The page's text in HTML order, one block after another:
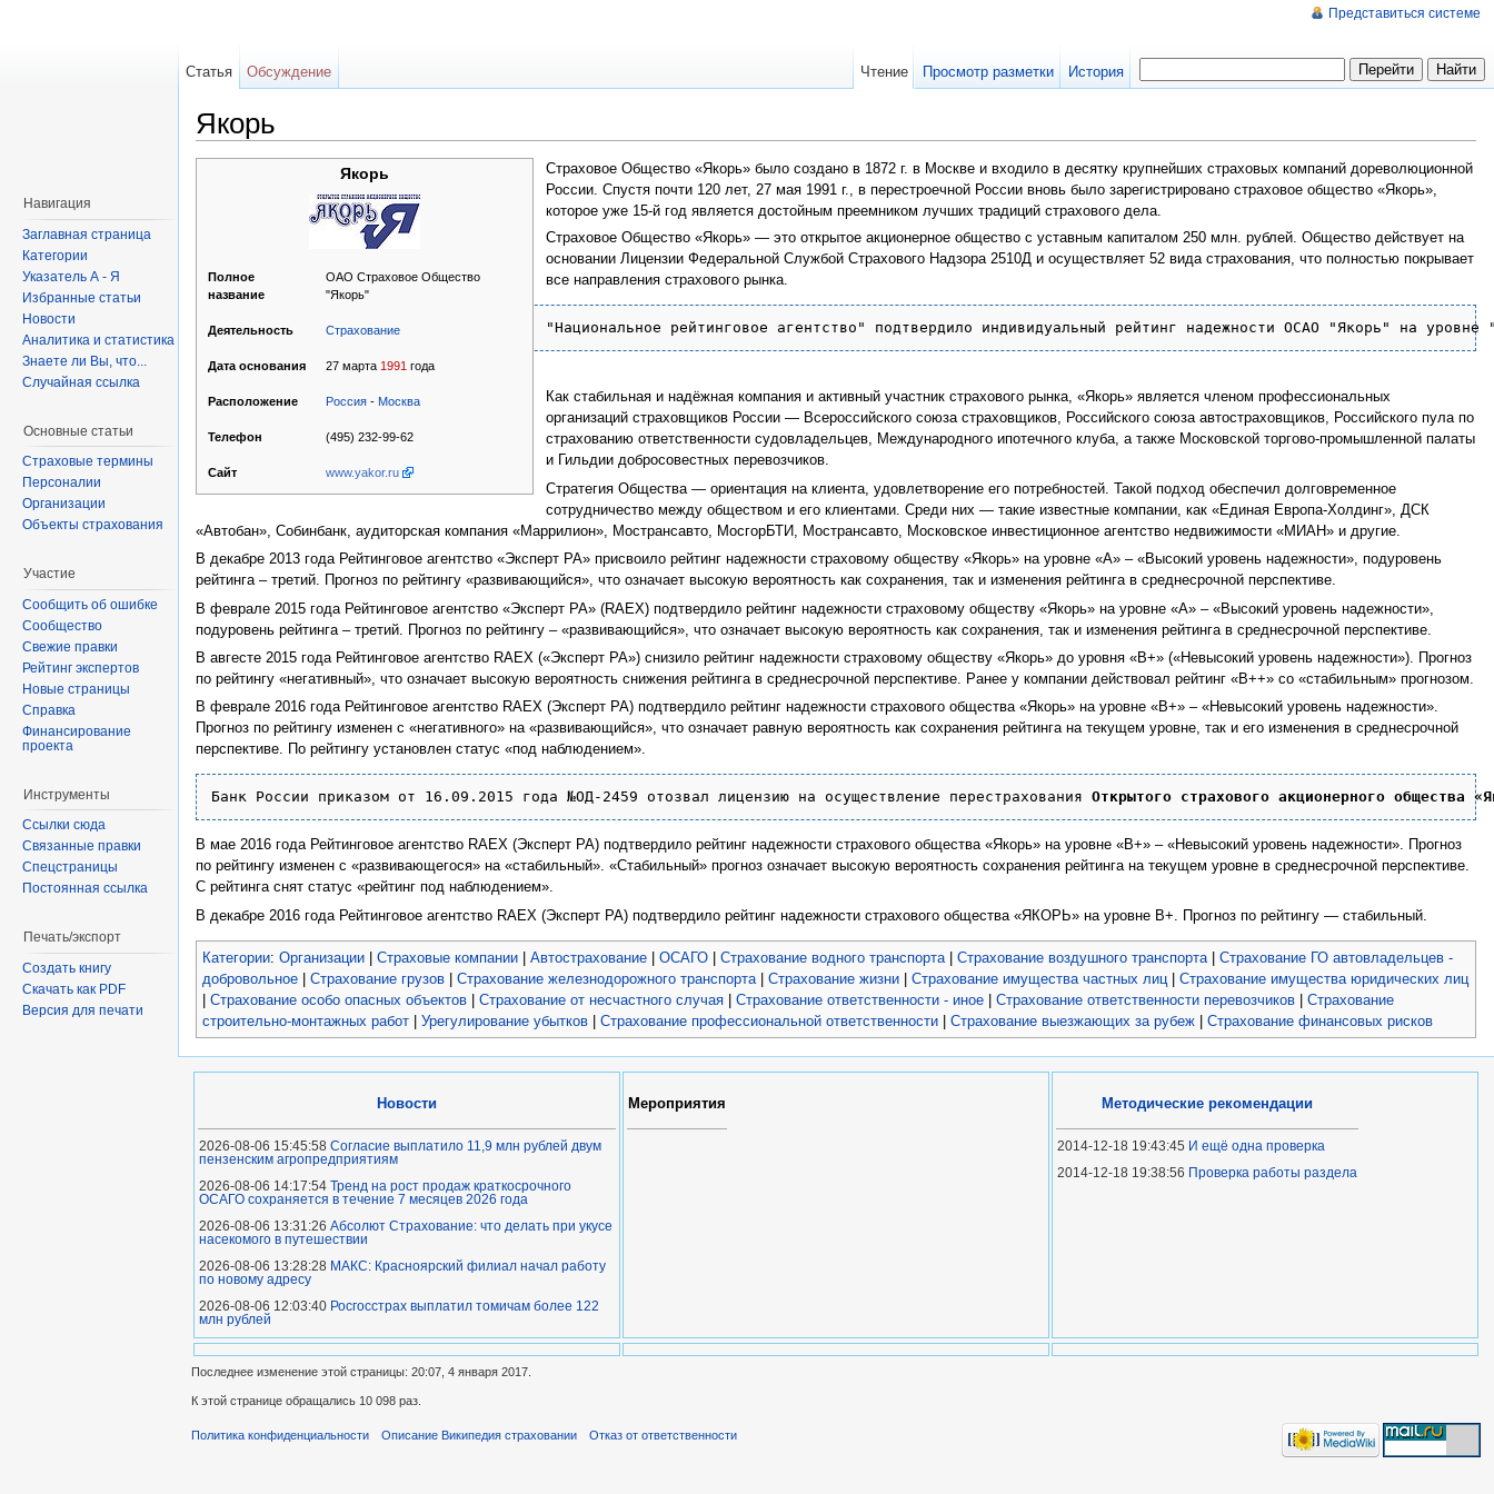
Якорь
Якорь
Полное
название
ОАО Страховое Общество
"Якорь"
Деятельность Страхование
Дата основания 27 марта 1991 года
Расположение Россия- Москва
Телефон (495) 232-99-62
Сайт www.yakor.ru
Страховое Общество «Якорь» было создано в 1872 г. в Москве и входило в десятку крупнейших страховых компаний дореволюционной
России. Спустя почти 120 лет, 27 мая 1991 г., в перестроечной России вновь было зарегистрировано страховое общество «Якорь»,
которое уже 15-й год является достойным преемником лучших традиций страхового дела.
Страховое Общество «Якорь» — это открытое акционерное общество с уставным капиталом 250 млн. рублей. Общество действует на
основании Лицензии Федеральной Службой Страхового Надзора 2510Д и осуществляет 52 вида страхования, что полностью покрывает
все направления страхового рынка.
Как стабильная и надёжная компания и активный участник страхового рынка, «Якорь» является членом профессиональных
организаций страховщиков России — Всероссийского союза страховщиков, Российского союза автостраховщиков, Российского пула по
страхованию ответственности судовладельцев, Международного ипотечного клуба, а также Московской торгово-промышленной палаты
и Гильдии добросовестных перевозчиков.
Стратегия Общества — ориентация на клиента, удовлетворение его потребностей. Такой подход обеспечил долговременное
сотрудничество между обществом и его клиентами. Среди них — такие известные компании, как «Единая Европа-Холдинг», ДСК
«Автобан», Собинбанк, аудиторская компания «Маррилион», Мострансавто, МосгорБТИ, Мострансавто, Московское инвестиционное агентство недвижимости «МИАН» и другие.
В декабре 2013 года Рейтинговое агентство «Эксперт РА» присвоило рейтинг надежности страховому обществу «Якорь» на уровне «А» – «Высокий уровень надежности», подуровень
рейтинга – третий. Прогноз по рейтингу «развивающийся», что означает высокую вероятность как сохранения, так и изменения рейтинга в среднесрочной перспективе.
В феврале 2015 года Рейтинговое агентство «Эксперт РА» (RAEX) подтвердило рейтинг надежности страховому обществу «Якорь» на уровне «А» – «Высокий уровень надежности»,
подуровень рейтинга – третий. Прогноз по рейтингу – «развивающийся», что означает высокую вероятность как сохранения, так и изменения рейтинга в среднесрочной перспективе.
В авгесте 2015 года Рейтинговое агентство RAEX («Эксперт РА») снизило рейтинг надежности страховому обществу «Якорь» до уровня «В+» («Невысокий уровень надежности»). Прогноз
по рейтингу «негативный», что означает высокую вероятность снижения рейтинга в среднесрочной перспективе. Ранее у компании действовал рейтинг «В++» со «стабильным» прогнозом.
В феврале 2016 года Рейтинговое агентство RAEX (Эксперт РА) подтвердило рейтинг надежности страхового общества «Якорь» на уровне «B+» – «Невысокий уровень надежности».
Прогноз по рейтингу изменен с «негативного» на «развивающийся», что означает равную вероятность как сохранения рейтинга на текущем уровне, так и его изменения в среднесрочной
перспективе. По рейтингу установлен статус «под наблюдением».
Банк России приказом от 16.09.2015 года №ОД-2459 отозвал лицензию на осуществление перестрахования Открытого страхового акционерного общества
В мае 2016 года Рейтинговое агентство RAEX (Эксперт РА) подтвердило рейтинг надежности страхового общества «Якорь» на уровне «B+» – «Невысокий уровень надежности». Прогноз
по рейтингу изменен с «развивающегося» на «стабильный». «Стабильный» прогноз означает высокую вероятность сохранения рейтинга на текущем уровне в среднесрочной перспективе.
С рейтинга снят статус «рейтинг под наблюдением».
В декабре 2016 года Рейтинговое агентство RAEX (Эксперт РА) подтвердило рейтинг надежности страхового общества «ЯКОРЬ» на уровне B+. Прогноз по рейтингу — стабильный.
Категории: Организации | Страховые компании | Автострахование | ОСАГО | Страхование водного транспорта | Страхование воздушного транспорта | Страхование ГО автовладельцев -
добровольное | Страхование грузов | Страхование железнодорожного транспорта | Страхование жизни | Страхование имущества частных лиц | Страхование имущества юридических лиц
| Страхование особо опасных объектов | Страхование от несчастного случая | Страхование ответственности - иное | Страхование ответственности перевозчиков | Страхование
строительно-монтажных работ | Урегулирование убытков | Страхование профессиональной ответственности | Страхование выезжающих за рубеж | Страхование финансовых рисков
Представиться системе
Статья Обсуждение Чтение Просмотр разметки История
Навигация
Заглавная страница
Категории
Указатель А - Я
Избранные статьи
Новости
Аналитика и статистика
Знаете ли Вы, что...
Случайная ссылка
Основные статьи
Страховые термины
Персоналии
Организации
Объекты страхования
Участие
Сообщить об ошибке
Сообщество
Свежие правки
Рейтинг экспертов
Новые страницы
Справка
Финансирование
проекта
Инструменты
Ссылки сюда
Связанные правки
Спецстраницы
Постоянная ссылка
Печать/экспорт
Создать книгу
Скачать как PDF
Версия для печати
Новости
2026-08-06 15:45:58 Согласие выплатило 11,9 млн рублей двум
пензенским агропредприятиям
2026-08-06 14:17:54 Тренд на рост продаж краткосрочного
ОСАГО сохраняется в течение 7 месяцев 2026 года
2026-08-06 13:31:26 Абсолют Страхование: что делать при укусе
насекомого в путешествии
2026-08-06 13:28:28 МАКС: Красноярский филиал начал работу
по новому адресу
2026-08-06 12:03:40 Росгосстрах выплатил томичам более 122
млн рублей
Мероприятия Методические рекомендации
2014-12-18 19:43:45 И ещё одна проверка
2014-12-18 19:38:56 Проверка работы раздела
Последнее изменение этой страницы: 20:07, 4 января 2017.
К этой странице обращались 10 098 раз.
Политика конфиденциальности Описание Википедия страховании Отказ от ответственности